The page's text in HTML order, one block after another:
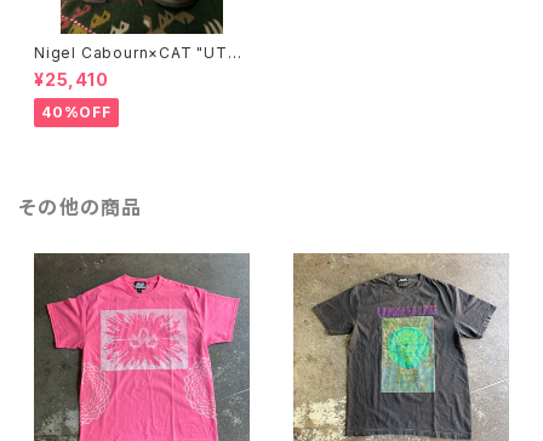
Nigel Cabourn×CAT "UTA
H"/BROWN
¥25,410
40%OFF
その他の商品